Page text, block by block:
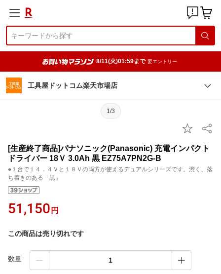
8/11(火)01:59まで 要エントリー
工具屋ドットコム楽天市場店
1/3
[生産終了商品]パナソニック(Panasonic) 充電インパクト
ドライバー 18Ｖ 3.0Ah 黒 EZ75A7PN2G-B
●１台で１４．４Ｖと１８Ｖの両方が使えるデュアルシリーズです。渋く、落
ち着きのある「黒」
51,150 円
この商品は売り切れです
数量